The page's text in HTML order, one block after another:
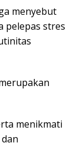
menyebut
pelepas stres
menikmati